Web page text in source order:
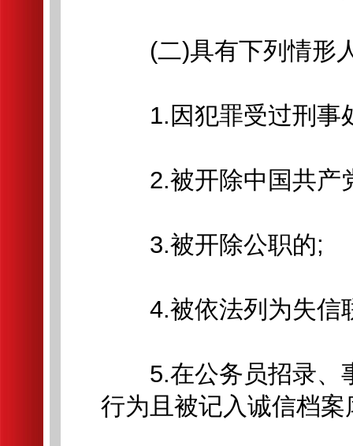
(二)具有下列情形
1.因犯罪受过刑事
2.被开除中国共产
3.被开除公职的;
4.被依法列为失信
5.在公务员招录、
行为且被记入诚信档